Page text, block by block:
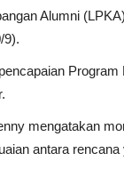
Alumni
9).
mengatakan
antara